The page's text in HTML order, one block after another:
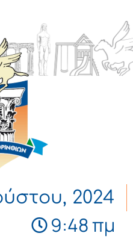
2024
9:48 πμ